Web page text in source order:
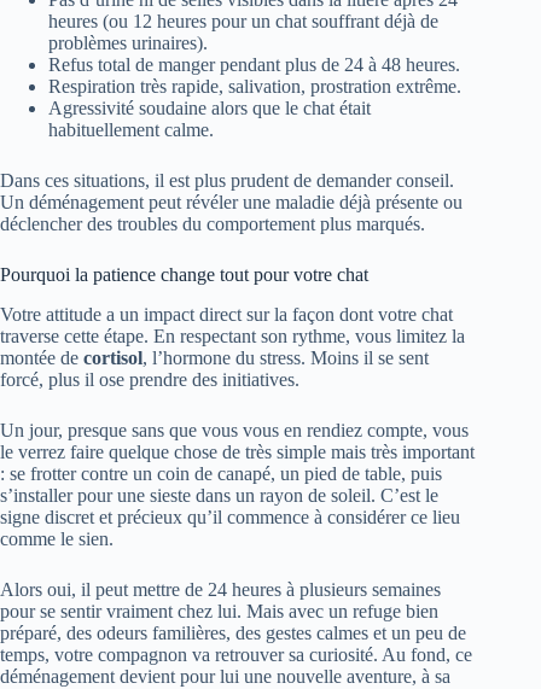
heures (ou 12 heures pour un chat souffrant déjà de
problèmes urinaires).
Refus total de manger pendant plus de 24 à 48 heures.
Respiration très rapide, salivation, prostration extrême.
Agressivité soudaine alors que le chat était
habituellement calme.
Dans ces situations, il est plus prudent de demander conseil.
Un déménagement peut révéler une maladie déjà présente ou
déclencher des troubles du comportement plus marqués.
Pourquoi la patience change tout pour votre chat
Votre attitude a un impact direct sur la façon dont votre chat
traverse cette étape. En respectant son rythme, vous limitez la
montée de cortisol, l’hormone du stress. Moins il se sent
forcé, plus il ose prendre des initiatives.
Un jour, presque sans que vous vous en rendiez compte, vous
le verrez faire quelque chose de très simple mais très important
: se frotter contre un coin de canapé, un pied de table, puis
s’installer pour une sieste dans un rayon de soleil. C’est le
signe discret et précieux qu’il commence à considérer ce lieu
comme le sien.
Alors oui, il peut mettre de 24 heures à plusieurs semaines
pour se sentir vraiment chez lui. Mais avec un refuge bien
préparé, des odeurs familières, des gestes calmes et un peu de
temps, votre compagnon va retrouver sa curiosité. Au fond, ce
déménagement devient pour lui une nouvelle aventure, à sa